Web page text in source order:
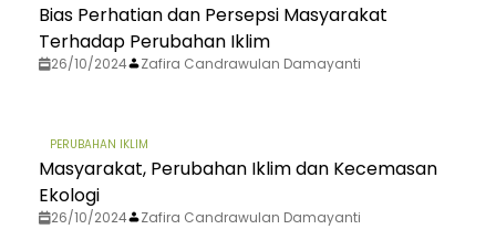
Bias Perhatian dan Persepsi Masyarakat
Terhadap Perubahan Iklim
26/10/2024 Zafira Candrawulan Damayanti
PERUBAHAN IKLIM
Masyarakat, Perubahan Iklim dan Kecemasan
Ekologi
26/10/2024 Zafira Candrawulan Damayanti